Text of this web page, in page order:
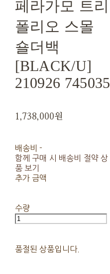
페라가모 트리
폴리오 스몰
숄더백
[BLACK/U]
210926 745035
1,738,000원
배송비 -
함께 구매 시 배송비 절약 상
품 보기
추가 금액
수량
품절된 상품입니다.